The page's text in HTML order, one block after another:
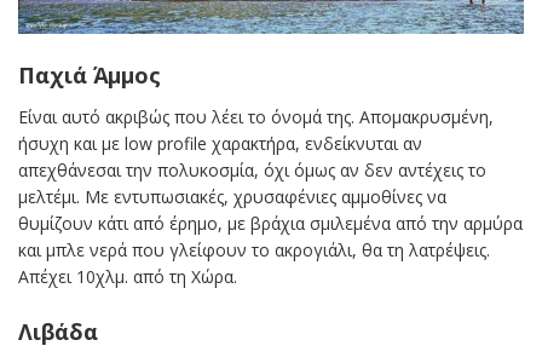
Παχιά Άμμος
Είναι αυτό ακριβώς που λέει το όνομά της. Απομακρυσμένη,
ήσυχη και με low profile χαρακτήρα, ενδείκνυται αν
απεχθάνεσαι την πολυκοσμία, όχι όμως αν δεν αντέχεις το
μελτέμι. Με εντυπωσιακές, χρυσαφένιες αμμοθίνες να
θυμίζουν κάτι από έρημο, με βράχια σμιλεμένα από την αρμύρα
και μπλε νερά που γλείφουν το ακρογιάλι, θα τη λατρέψεις.
Απέχει 10χλμ. από τη Χώρα.
Λιβάδα